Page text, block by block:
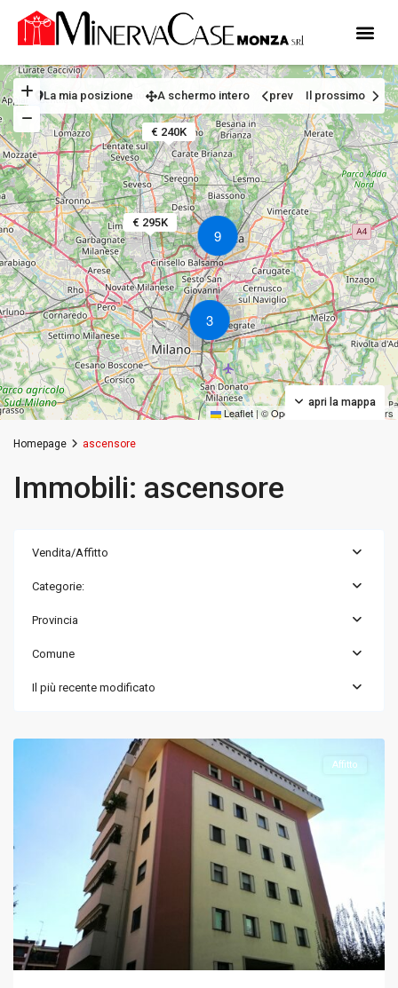
€ 295K
9
3
€ 240K
Leaflet|©OpenStreetMap contributors
apri la mappa
La mia posizione A schermo intero prev Il prossimo
Homepage ascensore
Immobili: ascensore
Vendita/Affitto
Categorie:
Provincia
Comune
Il più recente modificato
Affitto